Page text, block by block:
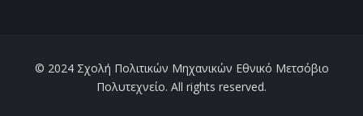
© 2024 Σχολή Πολιτικών Μηχανικών Εθνικό Μετσόβιο
Πολυτεχνείο. All rights reserved.